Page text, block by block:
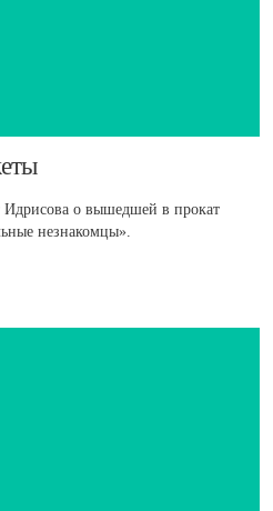
Идрисова о вышедшей в прокат
незнакомцы».